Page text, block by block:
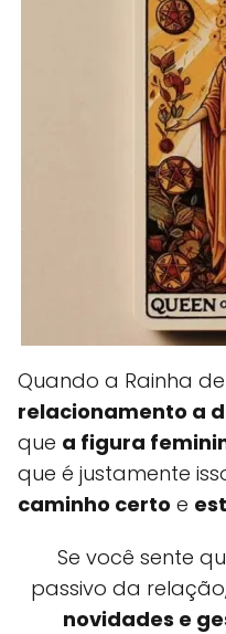
Quando a Rainha
relacionamento a
que a figura
que é justamente
caminho certo e
Se você sente
passivo da
novidades e